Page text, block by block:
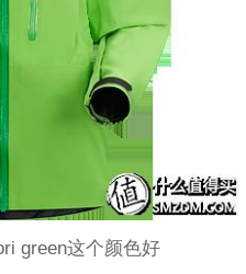
green这个颜色好